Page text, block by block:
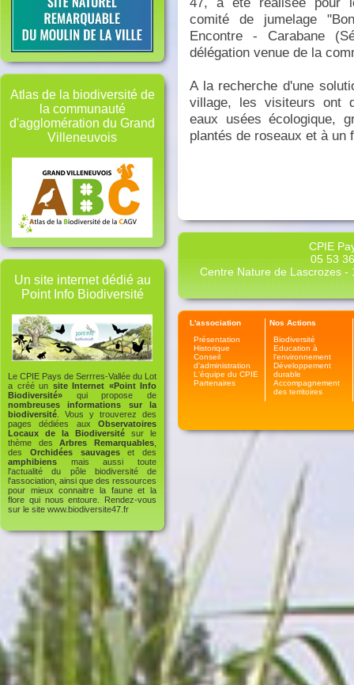
Atlas de la biodiversité de
la communauté
d'agglomération du Grand
Villeneuvois
Un site internet dédié au
Point Info Biodiversité
Le CPIE Pays de Serrres-Vallée du Lot
a créé un site Internet «Point Info
Biodiversité» qui propose de
nombreuses informations sur la
biodiversité . Vous y trouverez des
pages dédiées aux Observatoires
Locaux de la Biodiversité sur le
thème desArbres Remarquables
des Orchidées sauvageset des
amphibiens mais aussi toute
l'actualité du pôle biodiversité de
l'association, ainsi que des ressources
pour mieux connaitre la faune et la
flore qui nous entoure. Rendez-vous
sur le site www.biodiversite47.fr
comité de jumelage
Encontre - Carabane
délégation venue de la
A la recherche d'une
village, les visiteurs ont
eaux usées écologique,
plantés de roseaux et à un
CPIE
05 53
Centre Nature de Lascrozes -
L'association
Présentation
Historique
Conseil
d'administration
L'équipe du CPIE
Partenaires
Nos Actions
Biodiversité
Education à
l'environnement
Développement
durable
Accompagnement
des territoires